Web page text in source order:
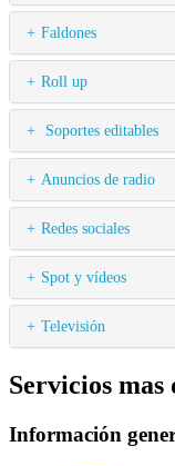
Faldones
Roll up
Soportes editables
Anuncios de radio
Redes sociales
Spot y vídeos
Televisión
Servicios mas
Información